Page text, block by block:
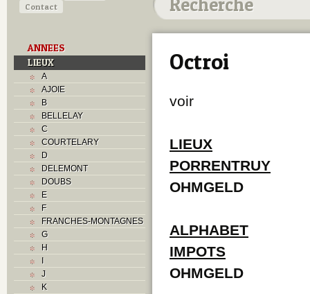
Contact
ANNEES
LIEUX
A
AJOIE
B
BELLELAY
C
COURTELARY
D
DELEMONT
DOUBS
E
F
FRANCHES-MONTAGNES
G
H
I
J
K
Octroi
voir
LIEUX
PORRENTRUY
OHMGELD
ALPHABET
IMPOTS
OHMGELD